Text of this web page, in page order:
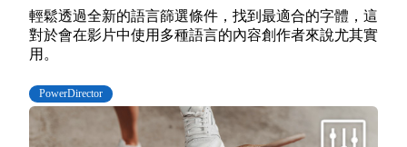
輕鬆透過全新的語言篩選條件，找到最適合的字體，這
對於會在影片中使用多種語言的內容創作者來說尤其實
用。
PowerDirector